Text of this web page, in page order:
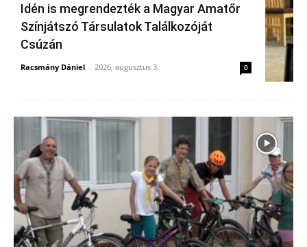
Idén is megrendezték a Magyar Amatőr
Színjátszó Társulatok Találkozóját
Csúzán
Racsmány Dániel - 2026, augusztus 3. 0